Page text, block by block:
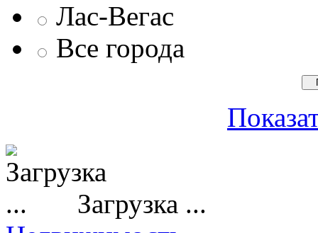
Лас-Вегас
Все города
Загрузка ...